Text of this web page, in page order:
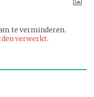
te verminderen.
verwerkt.